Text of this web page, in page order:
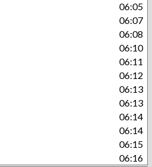
06:05
06:07
06:08
06:10
06:11
06:12
06:13
06:13
06:14
06:14
06:15
06:16